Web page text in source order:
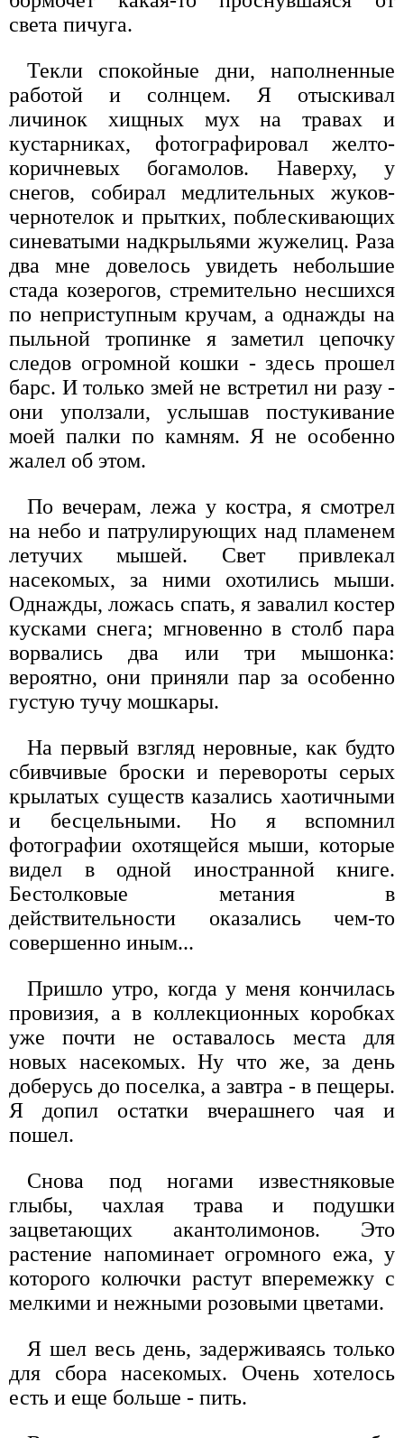
света пичуга.
Текли спокойные дни, наполненные
работой и солнцем. Я отыскивал
личинок хищных мух на травах и
кустарниках, фотографировал желто-
коричневых богамолов. Наверху, у
снегов, собирал медлительных жуков-
чернотелок и прытких, поблескивающих
синеватыми надкрыльями жужелиц. Раза
два мне довелось увидеть небольшие
стада козерогов, стремительно несшихся
по неприступным кручам, а однажды на
пыльной тропинке я заметил цепочку
следов огромной кошки - здесь прошел
барс. И только змей не встретил ни разу -
они уползали, услышав постукивание
моей палки по камням. Я не особенно
жалел об этом.
По вечерам, лежа у костра, я смотрел
на небо и патрулирующих над пламенем
летучих мышей. Свет привлекал
насекомых, за ними охотились мыши.
Однажды, ложась спать, я завалил костер
кусками снега; мгновенно в столб пара
ворвались два или три мышонка:
вероятно, они приняли пар за особенно
густую тучу мошкары.
На первый взгляд неровные, как будто
сбивчивые броски и перевороты серых
крылатых существ казались хаотичными
и бесцельными. Но я вспомнил
фотографии охотящейся мыши, которые
видел в одной иностранной книге.
Бестолковые метания в
действительности оказались чем-то
совершенно иным...
Пришло утро, когда у меня кончилась
провизия, а в коллекционных коробках
уже почти не оставалось места для
новых насекомых. Ну что же, за день
доберусь до поселка, а завтра - в пещеры.
Я допил остатки вчерашнего чая и
пошел.
Снова под ногами известняковые
глыбы, чахлая трава и подушки
зацветающих акантолимонов. Это
растение напоминает огромного ежа, у
которого колючки растут вперемежку с
мелкими и нежными розовыми цветами.
Я шел весь день, задерживаясь только
для сбора насекомых. Очень хотелось
есть и еще больше - пить.